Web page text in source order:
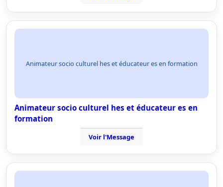
Animateur socio culturel hes et éducateur es en formation
Animateur socio culturel hes et éducateur es en
formation
Voir l'Message